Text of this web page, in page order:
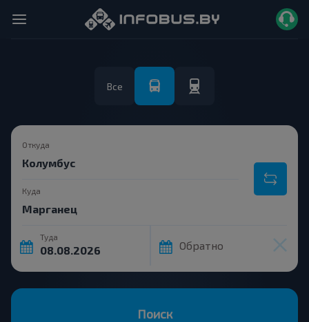
Все
Откуда
Куда
Туда
Обратно
Поиск